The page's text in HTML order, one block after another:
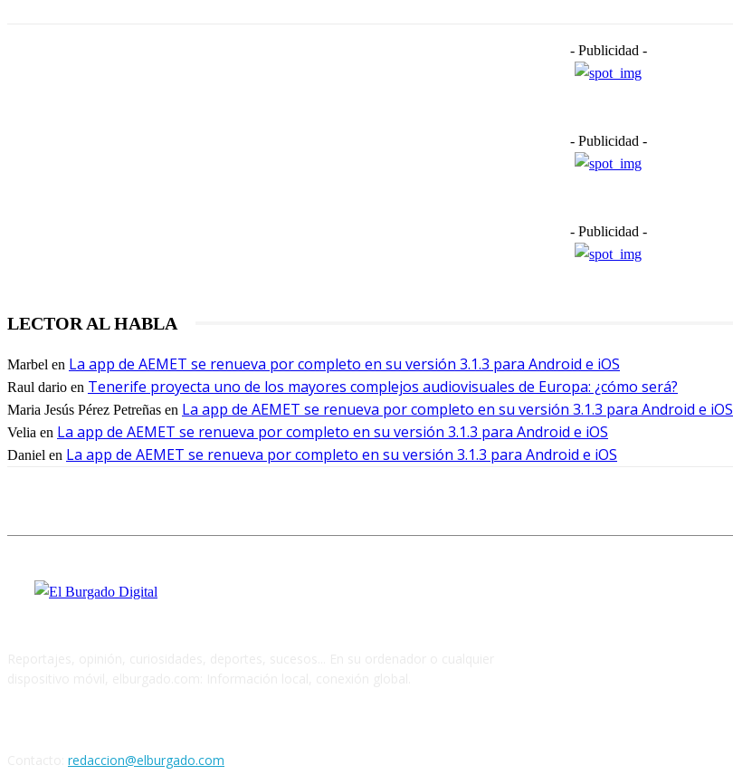
- Publicidad -
- Publicidad -
- Publicidad -
LECTOR AL HABLA
Marbel en La app de AEMET se renueva por completo en su versión 3.1.3 para Android e iOS
Raul dario en Tenerife proyecta uno de los mayores complejos audiovisuales de Europa: ¿cómo será?
Maria Jesús Pérez Petreñas en La app de AEMET se renueva por completo en su versión 3.1.3 para Android e iOS
Velia en La app de AEMET se renueva por completo en su versión 3.1.3 para Android e iOS
Daniel en La app de AEMET se renueva por completo en su versión 3.1.3 para Android e iOS
redaccion@elburgado.com